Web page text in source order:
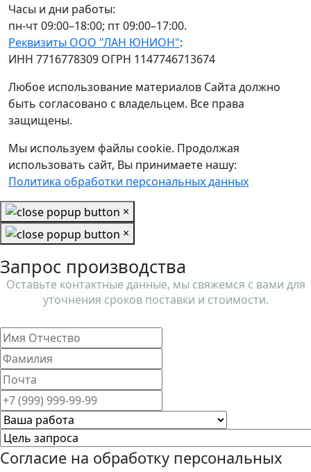
Часы и дни работы:
пн-чт 09:00–18:00; пт 09:00–17:00.
Реквизиты ООО "ЛАН ЮНИОН":
ИНН 7716778309 ОГРН 1147746713674
Любое использование материалов Сайта должно
быть согласовано с владельцем. Все права
защищены.
Мы используем файлы cookie. Продолжая
использовать сайт, Вы принимаете нашу:
Политика обработки персональных данных
×
×
Запрос производства
Оставьте контактные данные, мы свяжемся с вами для
уточнения сроков поставки и стоимости.
Согласие на обработку персональных